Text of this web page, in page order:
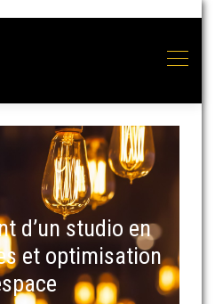
d’un studio en
et optimisation